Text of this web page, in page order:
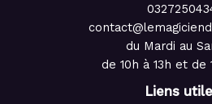
du Mardi au
de 10h à 13h et de
Liens